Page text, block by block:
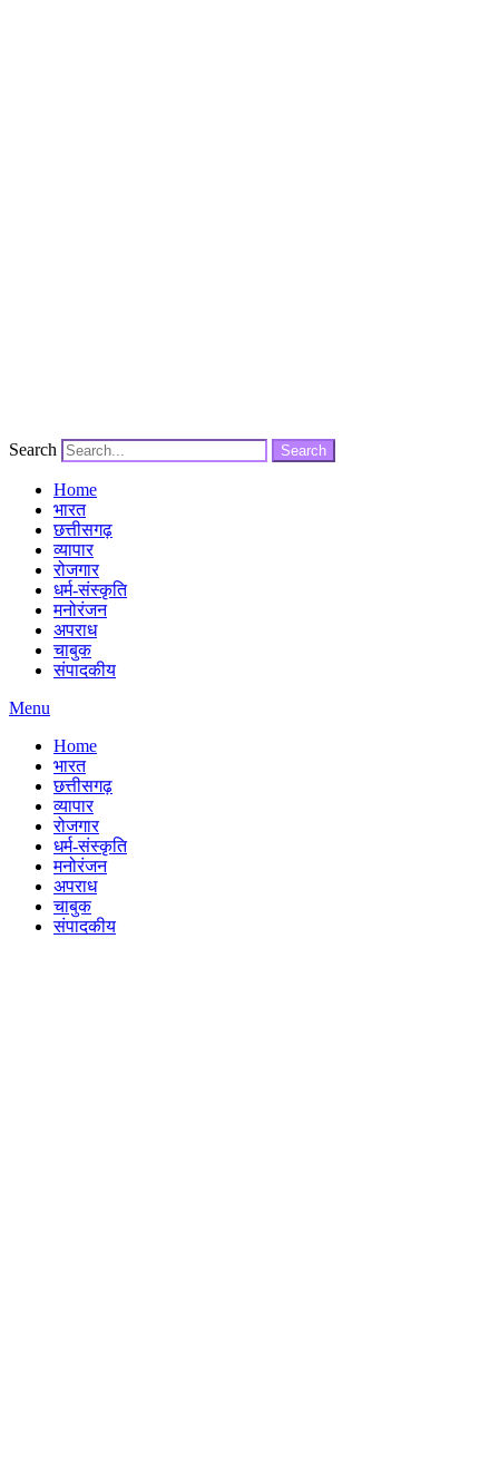
Search Search
Home
भारत
छत्तीसगढ़
व्यापार
रोजगार
धर्म-संस्कृति
मनोरंजन
अपराध
चाबुक
संपादकीय
Menu
Home
भारत
छत्तीसगढ़
व्यापार
रोजगार
धर्म-संस्कृति
मनोरंजन
अपराध
चाबुक
संपादकीय